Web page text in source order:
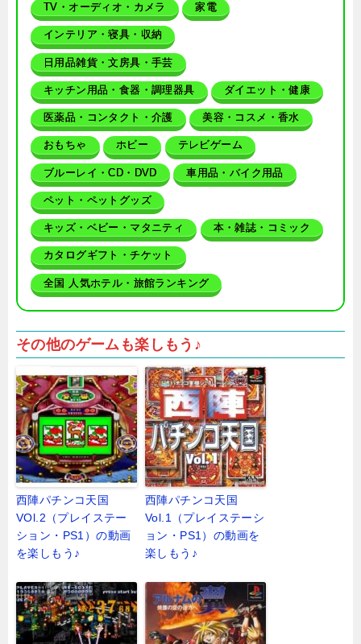
TV・オーディオ・カメラ 家電
インテリア・寝具・収納
日用品雑貨・文房具・手芸
キッチン用品・食器・調理器具 ダイエット・健康
医薬品・コンタクト・介護 美容・コスメ・香水
おもちゃ ホビー テレビゲーム
ブルーレイ・CD・DVD 車用品・バイク用品
ペット・ペットグッズ
キッズ・ベビー・マタニティ 本・雑誌・コミック
カタログギフト・チケット
全国 人気ホテル・旅館ランキング
その他のゲームも楽しもう♪
西陣パチンコ天国
VOl.2（プレイステー
ション・PS1）の動画
を楽しもう♪
西陣パチンコ天国
Vol.1（プレイステーシ
ョン・PS1）の動画を
楽しもう♪